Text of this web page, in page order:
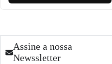
Assine a nossa
Newssletter